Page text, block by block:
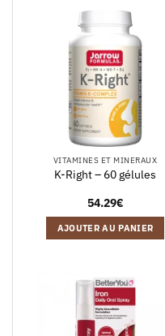
VITAMINES ET MINERAUX
K-Right – 60 gélules
54.29€
AJOUTER AU PANIER